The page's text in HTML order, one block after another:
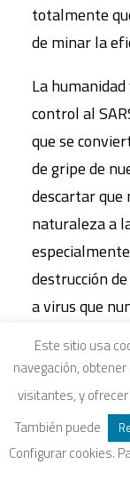
totalmente
de minar la
La
control al
que se
de gripe de
descartar que
naturaleza a
destrucción
a virus que
ese caso, la
nuevo a dar
tenemos
tenga las
decir, no
Este sitio usa
navegación,
visitantes, y
También puede
Configurar cookies.